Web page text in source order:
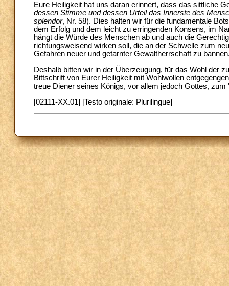
Eure Heiligkeit hat uns daran erinnert, dass das sittliche
dessen Stimme und dessen Urteil das Innerste des
splendor, Nr. 58). Dies halten wir für die fundamentale
dem Erfolg und dem leicht zu erringenden Konsens, im
hängt die Würde des Menschen ab und auch die
richtungsweisend wirken soll, die an der Schwelle zum
Gefahren neuer und getarnter Gewaltherrschaft zu
Deshalb bitten wir in der Überzeugung, für das Wohl der
Bittschrift von Eurer Heiligkeit mit Wohlwollen
treue Diener seines Königs, vor allem jedoch Gottes,
[02111-XX.01] [Testo originale: Plurilingue]